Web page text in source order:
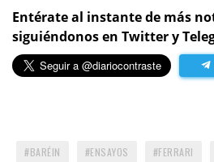
Entérate al instante de más
siguiéndonos en Twitter y
BARÉIN ENSAYOS FERRARI